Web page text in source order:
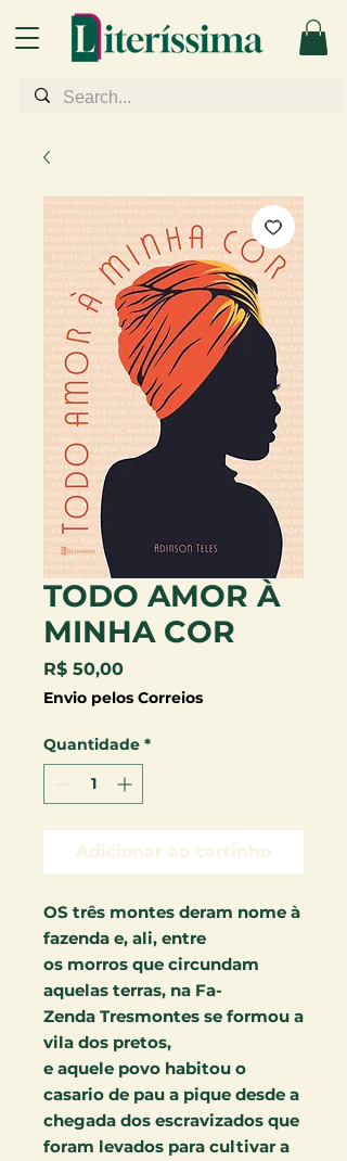
TODO AMOR À
MINHA COR
R$ 50,00Preço
Envio pelos Correios
Quantidade *
Adicionar ao carrinho
OS três montes deram nome à
fazenda e, ali, entre
os morros que circundam
aquelas terras, na Fa-
Zenda Tresmontes se formou a
vila dos pretos,
e aquele povo habitou o
casario de pau a pique desde a
chegada dos escravizados que
foram levados para cultivar a